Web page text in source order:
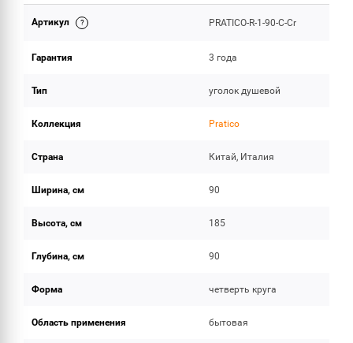
ОБЪЕМ ПОСТАВКИ
Артикул PRATICO-R-1-90-C-Cr
Гарантия 3 года
Тип уголок душевой
Коллекция Pratico
Страна Китай, Италия
Ширина, см 90
Высота, см 185
Глубина, см 90
Форма четверть круга
Область применения бытовая